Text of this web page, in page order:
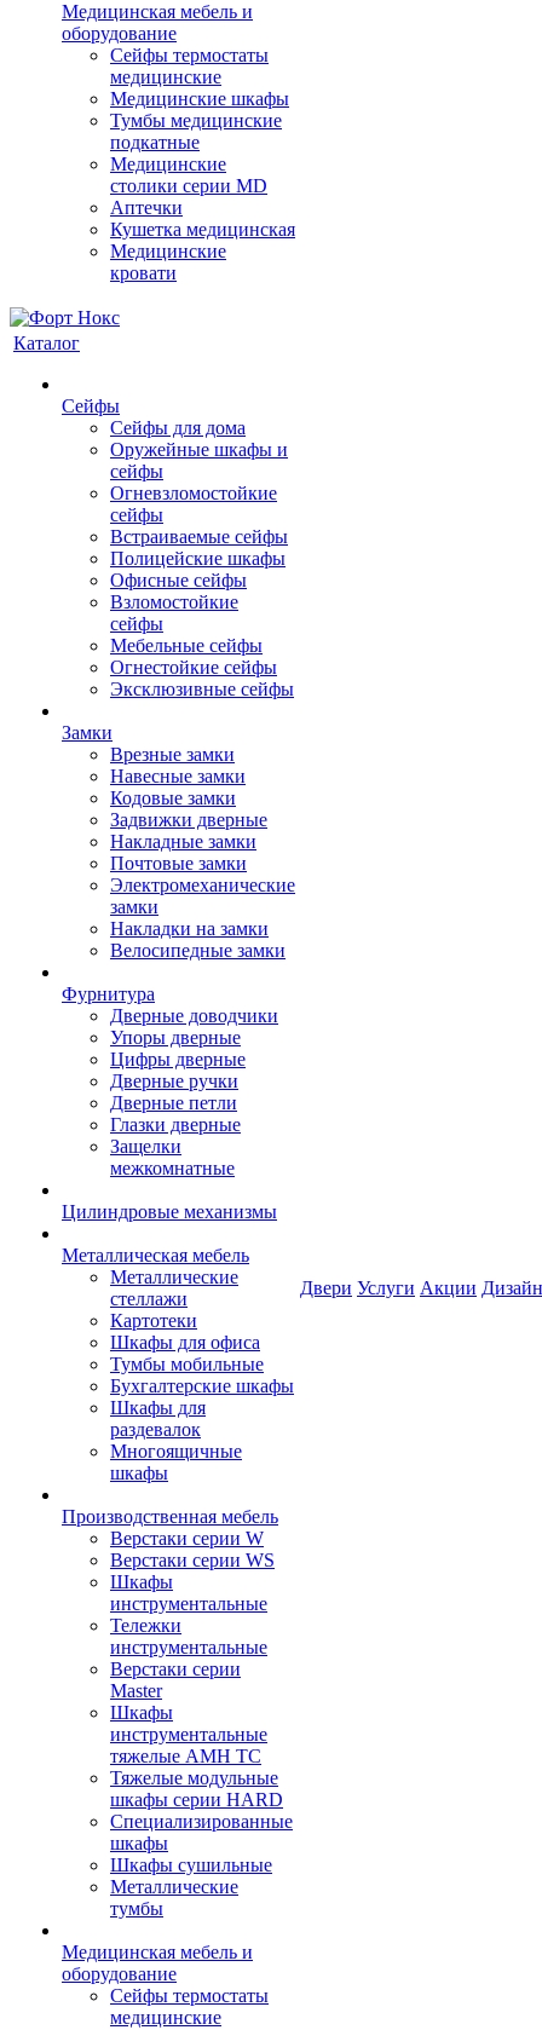
Медицинская мебель и
оборудование
Сейфы термостаты
медицинские
Медицинские шкафы
Тумбы медицинские
подкатные
Медицинские
столики серии MD
Аптечки
Кушетка медицинская
Медицинские
кровати
Каталог
Сейфы
Сейфы для дома
Оружейные шкафы и
сейфы
Огневзломостойкие
сейфы
Встраиваемые сейфы
Полицейские шкафы
Офисные сейфы
Взломостойкие
сейфы
Мебельные сейфы
Огнестойкие сейфы
Эксклюзивные сейфы
Замки
Врезные замки
Навесные замки
Кодовые замки
Задвижки дверные
Накладные замки
Почтовые замки
Электромеханические
замки
Накладки на замки
Велосипедные замки
Фурнитура
Дверные доводчики
Упоры дверные
Цифры дверные
Дверные ручки
Дверные петли
Глазки дверные
Защелки
межкомнатные
Цилиндровые механизмы
Металлическая мебель
Металлические
стеллажи
Картотеки
Шкафы для офиса
Тумбы мобильные
Бухгалтерские шкафы
Шкафы для
раздевалок
Многоящичные
шкафы
Производственная мебель
Верстаки серии W
Верстаки серии WS
Шкафы
инструментальные
Тележки
инструментальные
Верстаки серии
Master
Шкафы
инструментальные
тяжелые AMH TC
Тяжелые модульные
шкафы серии HARD
Cпециализированные
шкафы
Шкафы сушильные
Металлические
тумбы
Медицинская мебель и
оборудование
Сейфы термостаты
медицинские
Двери Услуги Акции